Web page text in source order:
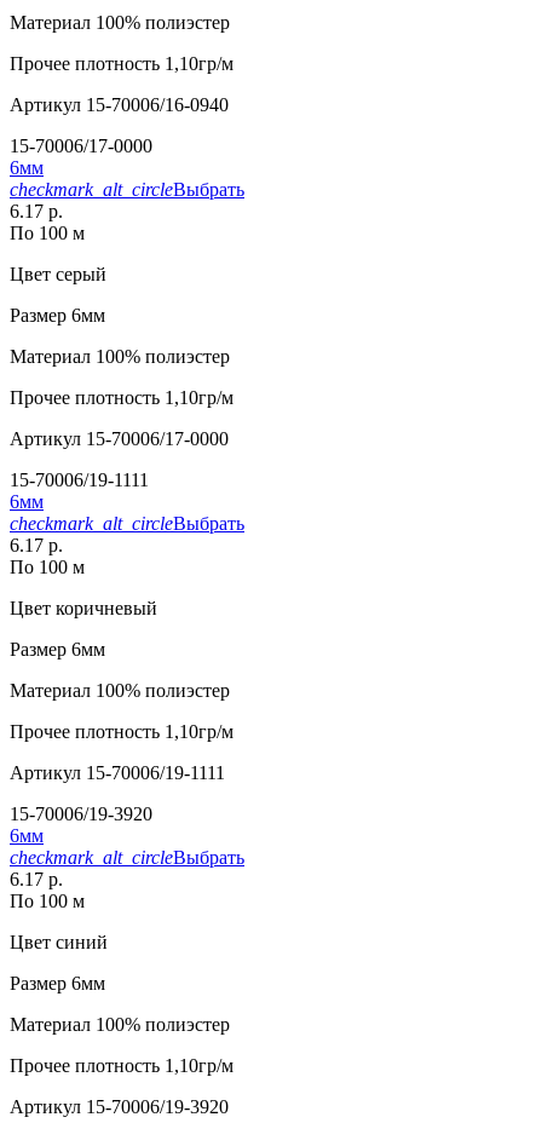
Материал 100% полиэстер
Прочее плотность 1,10гр/м
Артикул 15-70006/16-0940
15-70006/17-0000
6мм
checkmark_alt_circleВыбрать
6.17 р.
По 100 м
Цвет серый
Размер 6мм
Материал 100% полиэстер
Прочее плотность 1,10гр/м
Артикул 15-70006/17-0000
15-70006/19-1111
6мм
checkmark_alt_circleВыбрать
6.17 р.
По 100 м
Цвет коричневый
Размер 6мм
Материал 100% полиэстер
Прочее плотность 1,10гр/м
Артикул 15-70006/19-1111
15-70006/19-3920
6мм
checkmark_alt_circleВыбрать
6.17 р.
По 100 м
Цвет синий
Размер 6мм
Материал 100% полиэстер
Прочее плотность 1,10гр/м
Артикул 15-70006/19-3920